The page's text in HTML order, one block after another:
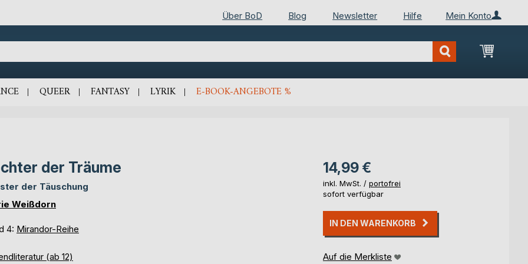
Mein Konto
Über BoD Blog Newsletter Hilfe
Mein
QUEER FANTASY LYRIK E-BOOK-ANGEBOTE %
der Träume
der Täuschung
Weißdorn
4: Mirandor-Reihe
(ab 12)
14,99 €
inkl. MwSt. / portofrei
sofort verfügbar
IN DEN WARENKORB
Auf die Merkliste